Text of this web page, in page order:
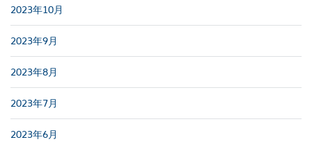
2023年10月
2023年9月
2023年8月
2023年7月
2023年6月